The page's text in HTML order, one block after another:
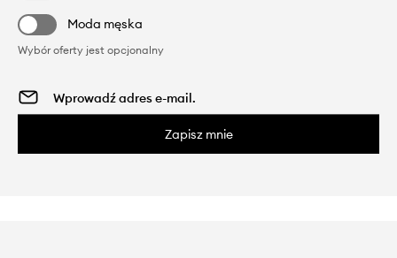
Moda męska
Wybór oferty jest opcjonalny
Zapisz mnie